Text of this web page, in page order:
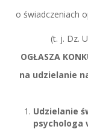
o świadczeniach
(t. j. Dz.
OGŁASZA
na udzielanie
Udzielanie
psychologa